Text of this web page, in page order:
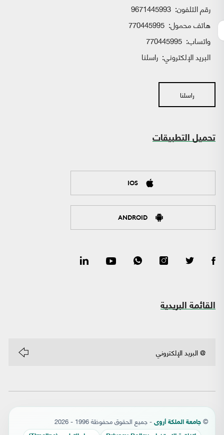
رقم التلفون: 9671445993
هاتف محمول: 770445995
واتساب:
البريد الإلكتروني: راسلنا
راسلنا
تحميل التطبيقات
IOS
ANDROID
القائمة البريدية
© جامعة الملكة أروى - جميع الحقوق محفوظة 1996 - 2026